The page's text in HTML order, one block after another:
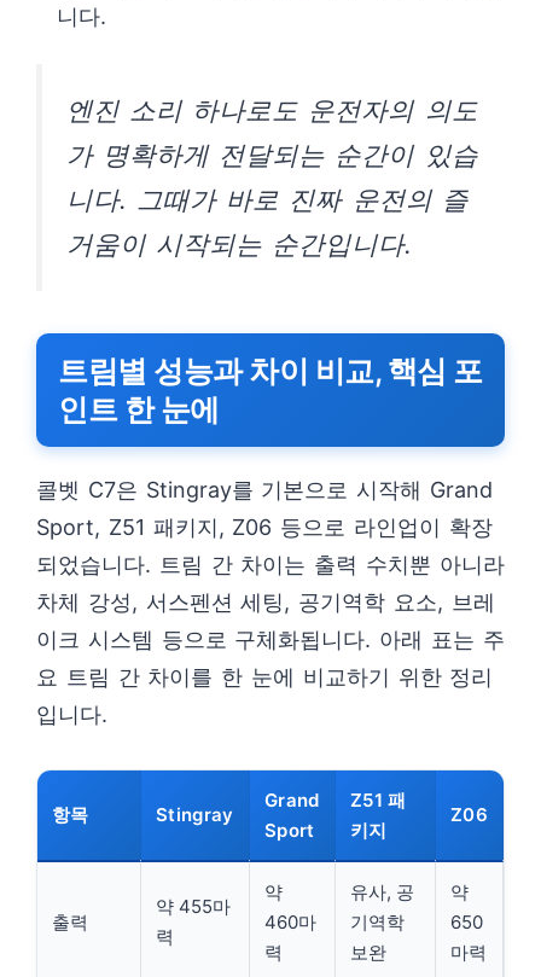
니다.
엔진 소리 하나로도 운전자의 의도
가 명확하게 전달되는 순간이 있습
니다. 그때가 바로 진짜 운전의 즐
거움이 시작되는 순간입니다.
트림별 성능과 차이 비교, 핵심 포
인트 한 눈에
콜벳 C7은 Stingray를 기본으로 시작해 Grand
Sport, Z51 패키지, Z06 등으로 라인업이 확장
되었습니다. 트림 간 차이는 출력 수치뿐 아니라
차체 강성, 서스펜션 세팅, 공기역학 요소, 브레
이크 시스템 등으로 구체화됩니다. 아래 표는 주
요 트림 간 차이를 한 눈에 비교하기 위한 정리
입니다.
항목 Stingray
Grand
Sport
Z51 패
키지
Z06
출력
약 455마
력
약
460마
력
유사, 공
기역학
보완
약
650
마력